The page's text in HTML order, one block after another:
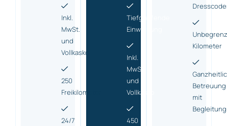
Inkl.
MwSt.
und
Vollkasko
250
Freikilometer
24/7
Tiefgreifende
Einweisung
Inkl.
MwSt.
und
Vollkasko
450
Kilometer
Betreuung
mit
Begleitung